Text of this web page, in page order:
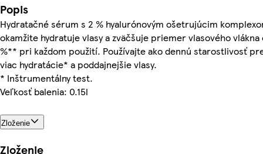
Popis
Hydratačné sérum s 2 % hyalurónovým ošetrujúcim
okamžite hydratuje vlasy a zväčšuje priemer vlasového vlákna
%** pri každom použití. Používajte ako dennú starostlivosť
viac hydratácie* a poddajnejšie vlasy.
* Inštrumentálny test.
Veľkosť balenia: 0.15l
Zloženie
Zloženie